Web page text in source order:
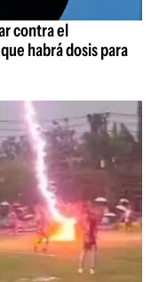
contra el
habrá dosis para